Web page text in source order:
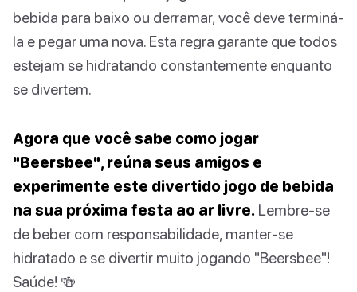
bebida para baixo ou derramar, você deve terminá-
la e pegar uma nova. Esta regra garante que todos
estejam se hidratando constantemente enquanto
se divertem.
Agora que você sabe como jogar
"Beersbee", reúna seus amigos e
experimente este divertido jogo de bebida
na sua próxima festa ao ar livre. Lembre-se
de beber com responsabilidade, manter-se
hidratado e se divertir muito jogando "Beersbee"!
Saúde! 🍻